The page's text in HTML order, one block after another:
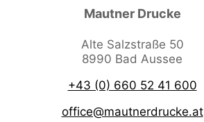
Mautner Drucke
Alte Salzstraße 50
8990 Bad Aussee
+43 (0) 660 52 41 600
office@mautnerdrucke.at